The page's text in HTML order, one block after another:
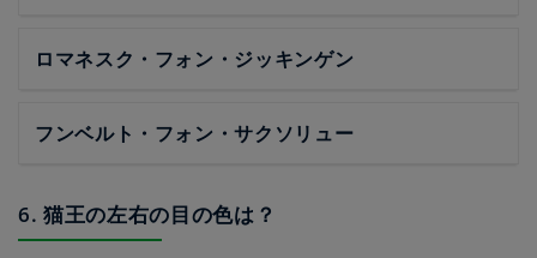
ロマネスク・フォン・ジッキンゲン
フンベルト・フォン・サクソリュー
6. 猫王の左右の目の色は？